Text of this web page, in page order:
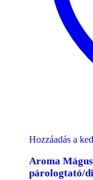
Hozzáadás a
Aroma
párologtató/